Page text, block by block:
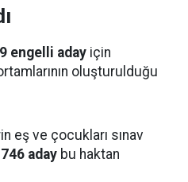
engelli aday için
oluşturulduğu
eş ve çocukları sınav
746 aday bu haktan